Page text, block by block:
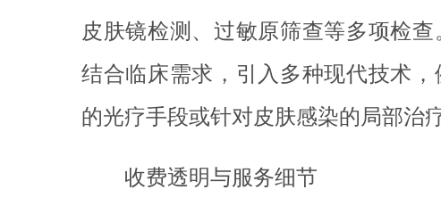
皮肤镜检测、过敏原筛查等多项检
结合临床需求，引入多种现代技术
的光疗手段或针对皮肤感染的局部治疗
收费透明与服务细节